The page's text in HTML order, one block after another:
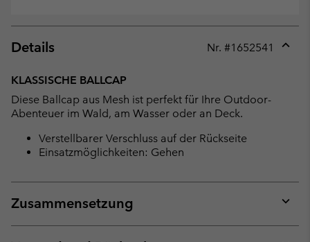
Details Nr. #1652541
KLASSISCHE BALLCAP
Diese Ballcap aus Mesh ist perfekt für Ihre Outdoor-
Abenteuer im Wald, am Wasser oder an Deck.
Verstellbarer Verschluss auf der Rückseite
Einsatzmöglichkeiten: Gehen
Zusammensetzung
or